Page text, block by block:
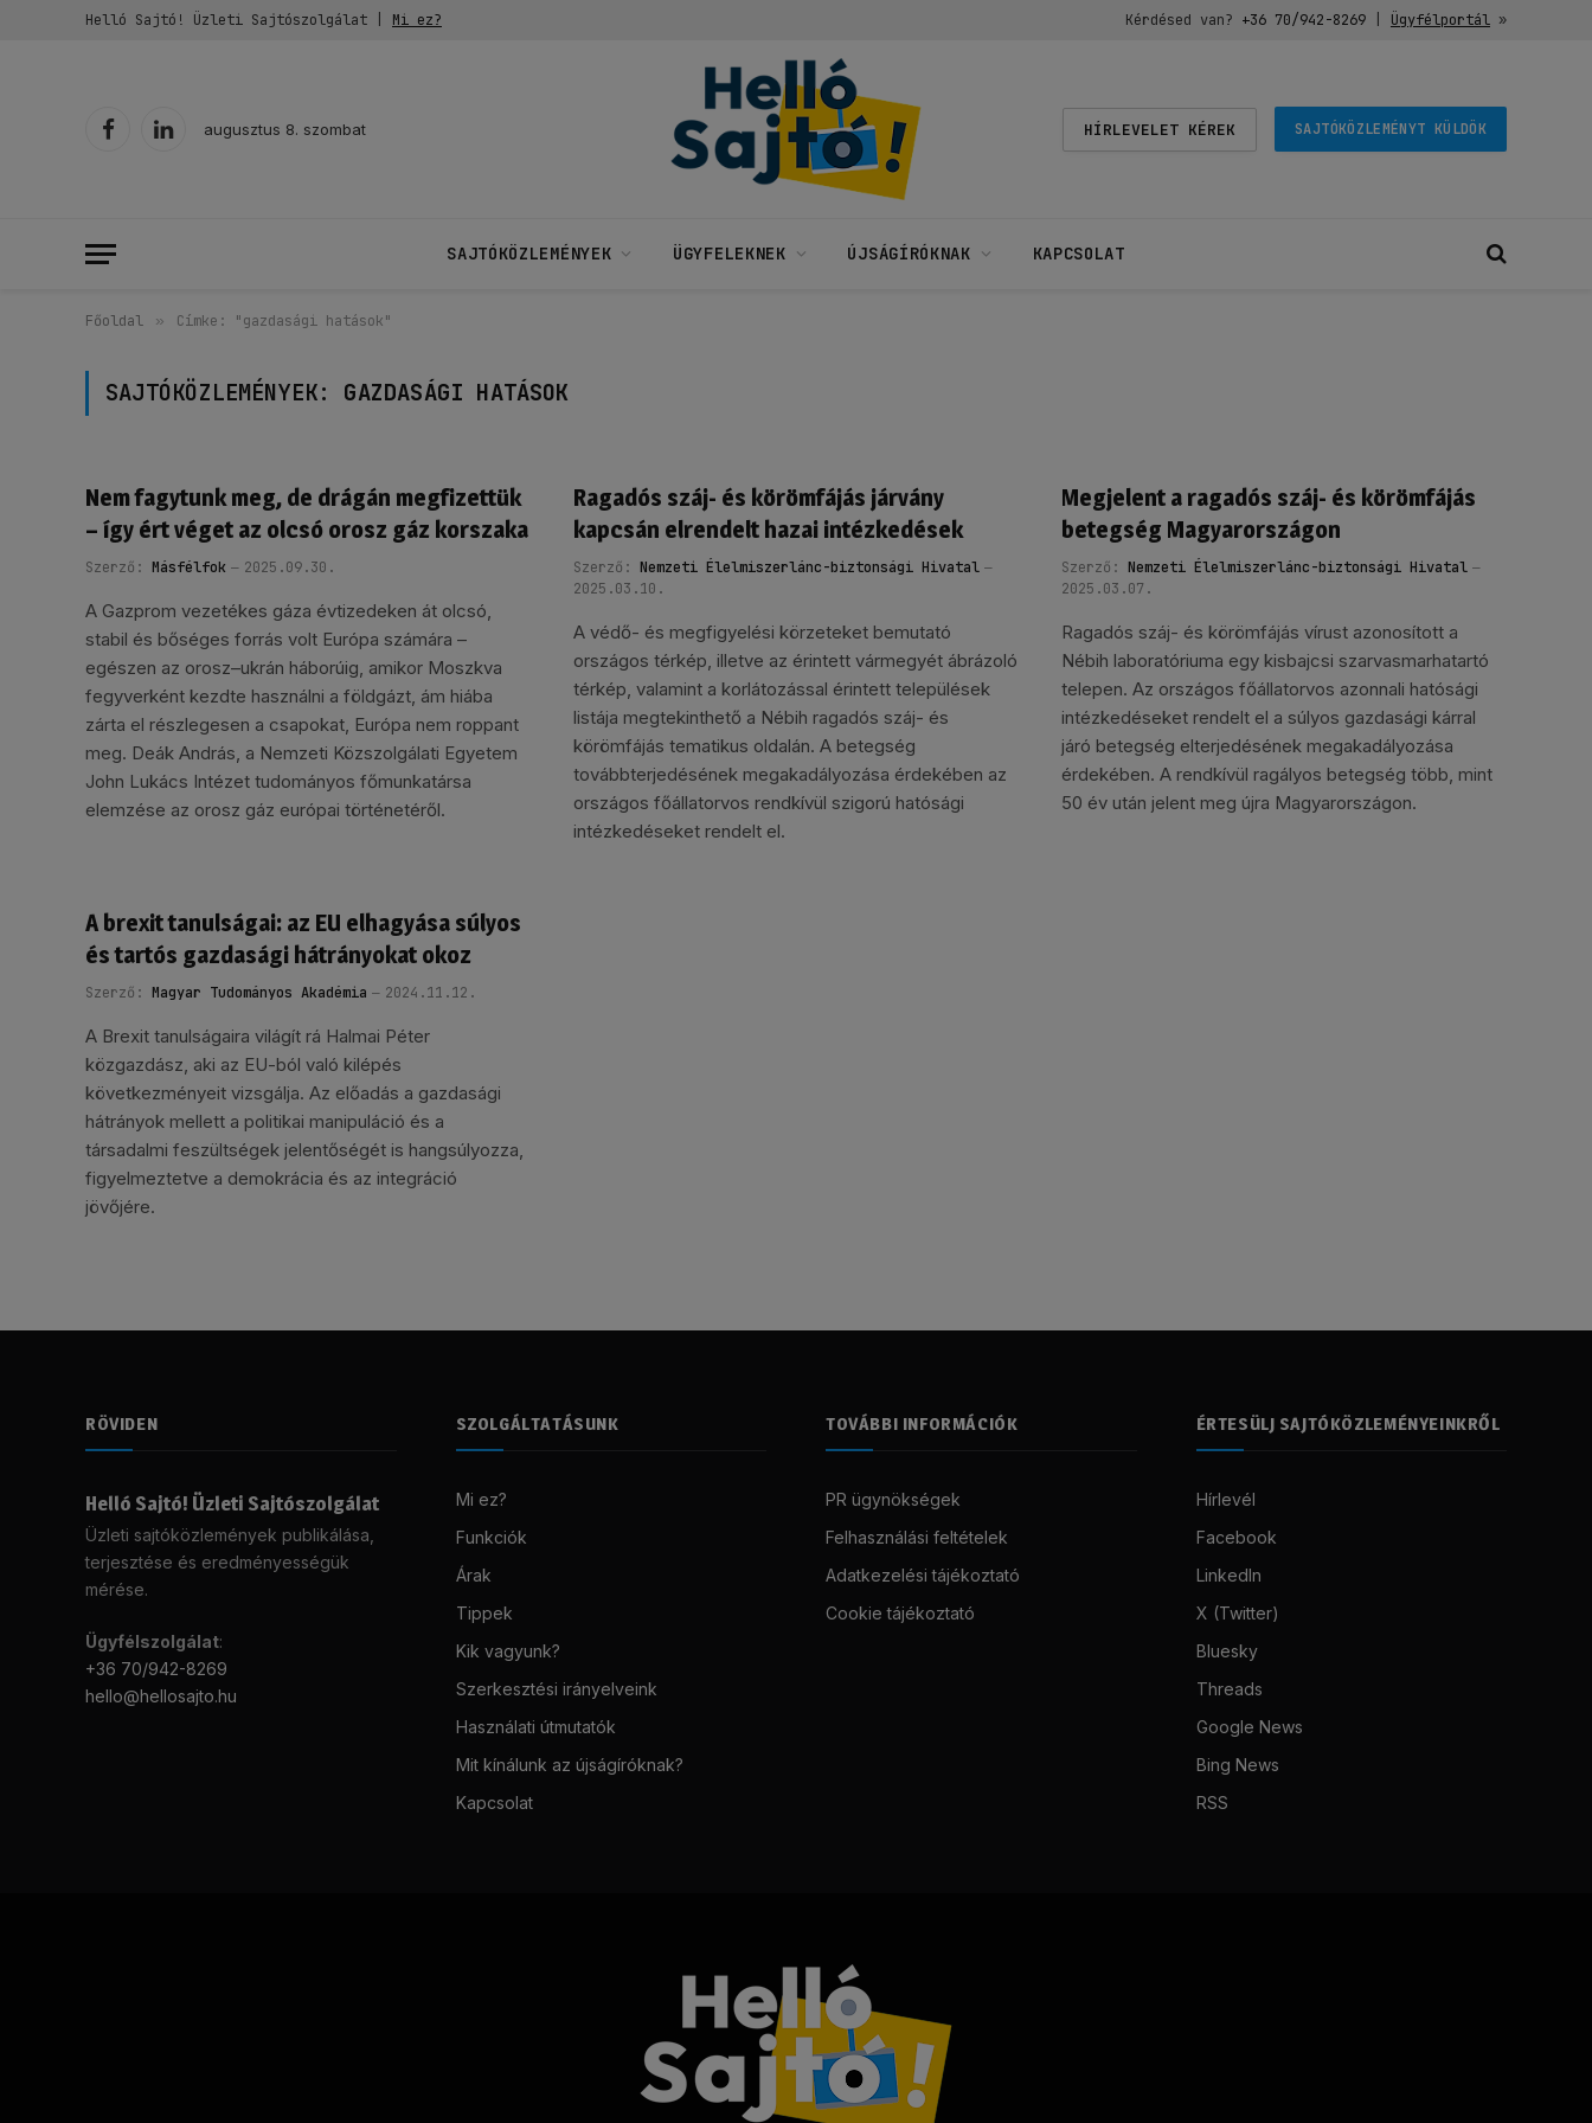
Helló Sajtó! Üzleti Sajtószolgálat | Mi ez? Kérdésed van? +36 70/942-8269| Ügyfélportál»
FacebookLinkedIn
augusztus 8. szombat HÍRLEVELET KÉREK SAJTÓKÖZLEMÉNYT KÜLDÖK
SAJTÓKÖZLEMÉNYEK ÜGYFELEKNEK ÚJSÁGÍRÓKNAK KAPCSOLAT
Főoldal » Címke: "gazdasági hatások"
SAJTÓKÖZLEMÉNYEK: GAZDASÁGI HATÁSOK
Nem fagytunk meg, de drágán megfizettük
– így ért véget az olcsó orosz gáz korszaka
Szerző: Másfélfok 2025.09.30.
A Gazprom vezetékes gáza évtizedeken át olcsó,
stabil és bőséges forrás volt Európa számára –
egészen az orosz–ukrán háborúig, amikor Moszkva
fegyverként kezdte használni a földgázt, ám hiába
zárta el részlegesen a csapokat, Európa nem roppant
meg. Deák András, a Nemzeti Közszolgálati Egyetem
John Lukács Intézet tudományos főmunkatársa
elemzése az orosz gáz európai történetéről.
Ragadós száj- és körömfájás járvány
kapcsán elrendelt hazai intézkedések
Szerző: Nemzeti Élelmiszerlánc-biztonsági Hivatal
2025.03.10.
A védő- és megfigyelési körzeteket bemutató
országos térkép, illetve az érintett vármegyét ábrázoló
térkép, valamint a korlátozással érintett települések
listája megtekinthető a Nébih ragadós száj- és
körömfájás tematikus oldalán. A betegség
továbbterjedésének megakadályozása érdekében az
országos főállatorvos rendkívül szigorú hatósági
intézkedéseket rendelt el.
Megjelent a ragadós száj- és körömfájás
betegség Magyarországon
Szerző: Nemzeti Élelmiszerlánc-biztonsági Hivatal
2025.03.07.
Ragadós száj- és körömfájás vírust azonosított a
Nébih laboratóriuma egy kisbajcsi szarvasmarhatartó
telepen. Az országos főállatorvos azonnali hatósági
intézkedéseket rendelt el a súlyos gazdasági kárral
járó betegség elterjedésének megakadályozása
érdekében. A rendkívül ragályos betegség több, mint
50 év után jelent meg újra Magyarországon.
A brexit tanulságai: az EU elhagyása súlyos
és tartós gazdasági hátrányokat okoz
Szerző: Magyar Tudományos Akadémia 2024.11.12.
A Brexit tanulságaira világít rá Halmai Péter
közgazdász, aki az EU-ból való kilépés
következményeit vizsgálja. Az előadás a gazdasági
hátrányok mellett a politikai manipuláció és a
társadalmi feszültségek jelentőségét is hangsúlyozza,
figyelmeztetve a demokrácia és az integráció
jövőjére.
RÖVIDEN
Helló Sajtó! Üzleti Sajtószolgálat
Üzleti sajtóközlemények publikálása,
terjesztése és eredményességük
mérése.
Ügyfélszolgálat:
+36 70/942-8269
hello@hellosajto.hu
SZOLGÁLTATÁSUNK
Mi ez?
Funkciók
Árak
Tippek
Kik vagyunk?
Szerkesztési irányelveink
Használati útmutatók
Mit kínálunk az újságíróknak?
Kapcsolat
TOVÁBBI INFORMÁCIÓK
PR ügynökségek
Felhasználási feltételek
Adatkezelési tájékoztató
Cookie tájékoztató
ÉRTESÜLJ SAJTÓKÖZLEMÉNYEINKRŐL
Hírlevél
Facebook
LinkedIn
X (Twitter)
Bluesky
Threads
Google News
Bing News
RSS